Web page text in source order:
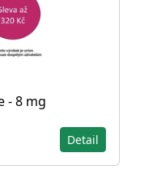
- 8 mg
Detail